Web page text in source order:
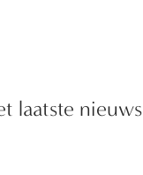
laatste nieuws